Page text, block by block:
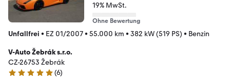
19% MwSt.
Ohne Bewertung
Unfallfrei • EZ 01/2007• 55.000 km • 382 kW (519 PS) • Benzin
V-Auto Žebrák s.r.o.
CZ-26753 Žebrák
5 Sterne
(6)